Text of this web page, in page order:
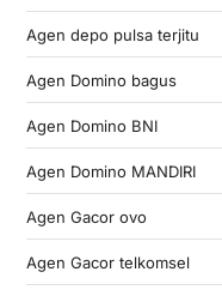
Agen depo pulsa terjitu
Agen Domino bagus
Agen Domino BNI
Agen Domino MANDIRI
Agen Gacor ovo
Agen Gacor telkomsel